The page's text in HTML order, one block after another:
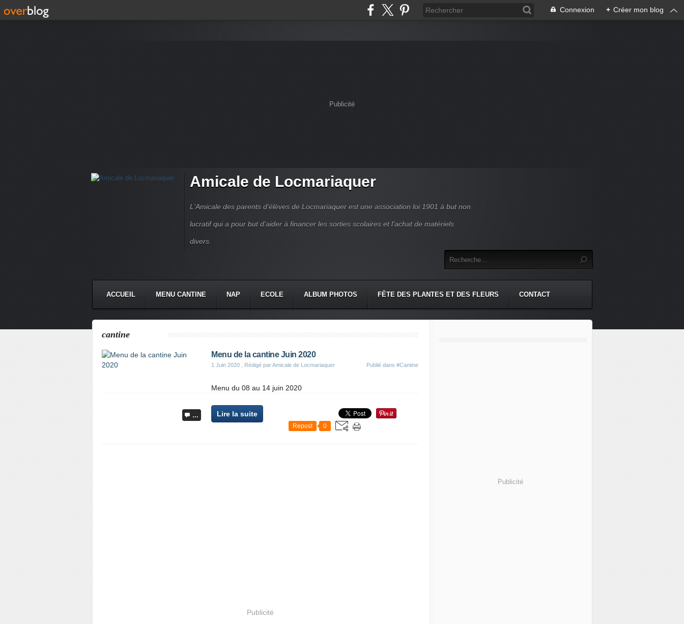
Connexion + Créer mon blog
Publicité
Amicale de Locmariaquer
L'Amicale des parents d'élèves de Locmariaquer est une association loi 1901 à but non
lucratif qui a pour but d'aider à financer les sorties scolaires et l'achat de matériels
divers.
ACCUEIL MENU CANTINE NAP ECOLE ALBUM PHOTOS FÊTE DES PLANTES ET DES FLEURS CONTACT
cantine
…
Menu de la cantine Juin 2020
1 Juin 2020 , Rédigé par Amicale de Locmariaquer Publié dans #Cantine
Menu du 08 au 14 juin 2020
Lire la suite
Repost 0
Publicité
Publicité